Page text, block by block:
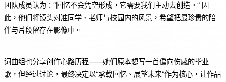
团队成员认为：“回忆不会凭空形成，它需要我们主动去创造。” 因
此，他们将镜头对准同学、老师与校园内的风景，希望把最珍贵的陪
伴与片段留存在影像中。
词曲组也分享创作心路历程——她们原本想写一首偏向伤感的毕业
歌，但经过讨论，最终决定以“承载回忆、展望未来”作为核心，让作品